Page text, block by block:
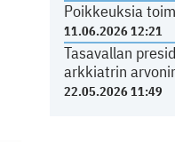
Poikkeuksia
11.06.2026 12:21
Tasavallan
arkkiatrin
22.05.2026 11:49